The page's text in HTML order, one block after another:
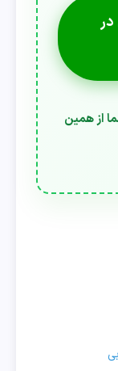
از همین